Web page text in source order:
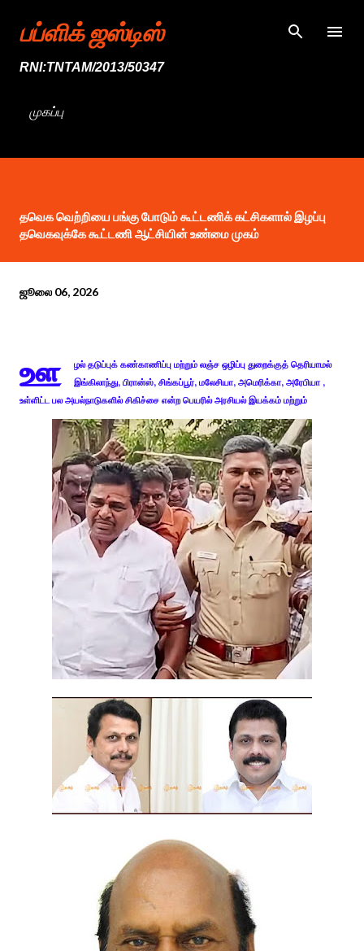
முதன்மை உள்ளடக்கத்திற்குச் செல்
பப்ளிக் ஜஸ்டிஸ்
RNI:TNTAM/2013/50347
முகப்பு
தவெக வெற்றியை பங்கு போடும் கூட்டணிக் கட்சிகளால் இழப்பு
தவெகவுக்கே கூட்டணி ஆட்சியின் உண்மை முகம்
ஜூலை 06, 2026
ஊ
ழல் தடுப்புக் கண்காணிப்பு மற்றும் லஞ்ச ஒழிப்பு துறைக்குத் தெரியாமல்
இங்கிலாந்து, பிரான்ஸ், சிங்கப்பூர், மலேசியா, அமெரிக்கா, அரேபியா ,
உள்ளிட்ட பல அயல்நாடுகளில் சிகிச்சை என்ற பெயரில் அரசியல் இயக்கம் மற்றும்